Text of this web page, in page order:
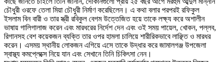
চৌধুরী ওরফে তেলা মিয়া চৌধুরী নির্মাণ করেছিলেন। এ কথা বলার পরপরই রফিকুল
ইসলাম বিন বারী ও তার স্ত্রী রবিকুল বেগম উত্তেজিত হয়ে তাকে লক্ষ্য করে অশালীন
ভাষায় গালিগালাজ করেন এবং মারধরের নির্দেশ দেন এবং ওই সময় পায়েল, খোকন, পল্লব,
রিগানসহ বেশ কয়েকজন ব্যক্তি তার ওপর হামলা চালিয়ে শারীরিকভাবে লাঞ্ছিত ও মারধর
করেন। এসময় স্থানীয় লোকজন এগিয়ে এসে তাকে উদ্ধার করে জামালগঞ্জ উপজেলা
স্বাস্থ্য কমপ্লেক্সে নিয়ে যান এবং সেখানে তিনি চিকিৎসা নেন।